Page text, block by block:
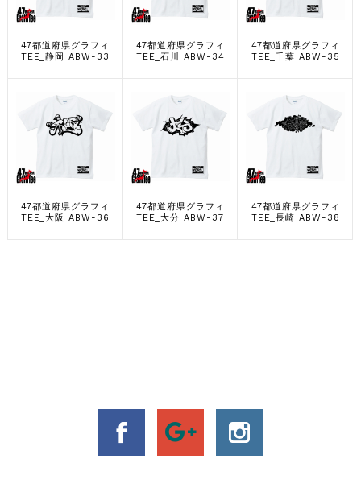
47都道府県グラフィ
TEE_静岡 ABW-33
47都道府県グラフィ
TEE_石川 ABW-34
47都道府県グラフィ
TEE_千葉 ABW-35
47都道府県グラフィ
TEE_大阪 ABW-36
47都道府県グラフィ
TEE_大分 ABW-37
47都道府県グラフィ
TEE_長崎 ABW-38